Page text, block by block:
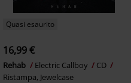
Quasi esaurito
16,99 €
Rehab Electric Callboy
CD
Ristampa, Jewelcase